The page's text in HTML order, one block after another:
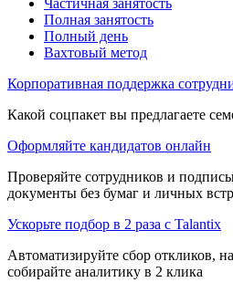
Полная занятость
Полный день
Вахтовый метод
Корпоративная поддержка
Какой соцпакет вы предлагаете
Оформляйте кандидатов онлайн
Проверяйте сотрудников и
документы без бумаг и личных
Ускорьте подбор в 2 раза с Talantix
Автоматизируйте сбор откликов,
собирайте аналитику в 2 клика